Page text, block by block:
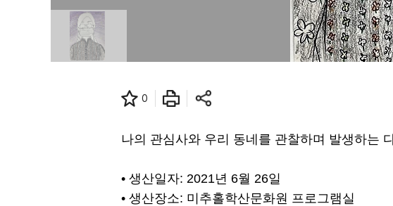
0
나의 관심사와 우리 동네를 관찰하며 발생하는
• 생산일자: 2021년 6월 26일
• 생산장소: 미추홀학산문화원 프로그램실